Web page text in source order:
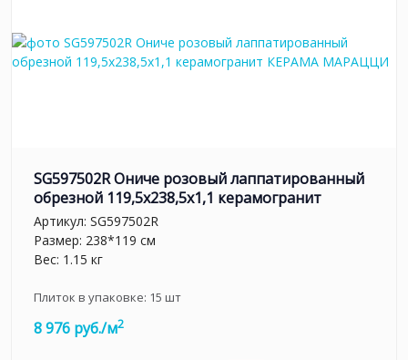
SG597502R Ониче розовый лаппатированный
обрезной 119,5x238,5x1,1 керамогранит
Артикул: SG597502R
Размер: 238*119 см
Вес: 1.15 кг
Плиток в упаковке: 15 шт
8 976 руб./м2